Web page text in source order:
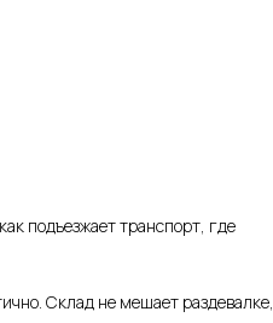
подъезжает транспорт, где
Склад не мешает раздевалке,